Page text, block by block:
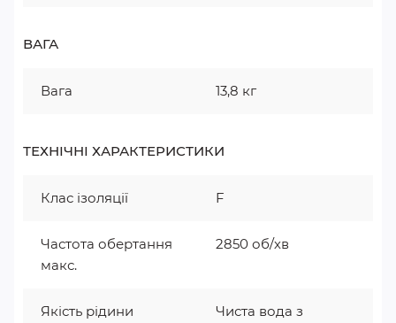
ВАГА
Вага 13,8 кг
ТЕХНІЧНІ ХАРАКТЕРИСТИКИ
Клас ізоляції F
Частота обертання
макс.
2850 об/хв
Якість рідини
Чиста вода з